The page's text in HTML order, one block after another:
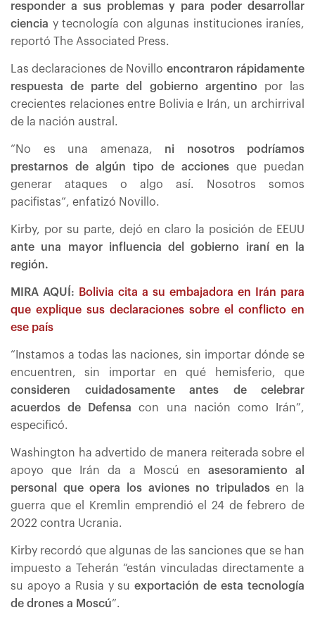
responder a sus problemas y para poder desarrollar
ciencia y tecnología con algunas instituciones iraníes,
reportó The Associated Press.
Las declaraciones de Novillo encontraron rápidamente
respuesta de parte del gobierno argentino por las
crecientes relaciones entre Bolivia e Irán, un archirrival
de la nación austral.
“No es una amenaza, ni nosotros podríamos
prestarnos de algún tipo de acciones que puedan
generar ataques o algo así. Nosotros somos
pacifistas”, enfatizó Novillo.
Kirby, por su parte, dejó en claro la posición de EEUU
ante una mayor influencia del gobierno iraní en la
región.
MIRA AQUÍ:
Bolivia cita a su embajadora en Irán para
que explique sus declaraciones sobre el conflicto en
ese país
“Instamos a todas las naciones, sin importar dónde se
encuentren, sin importar en qué hemisferio, que
consideren cuidadosamente antes de celebrar
acuerdos de Defensa con una nación como Irán”,
especificó.
Washington ha advertido de manera reiterada sobre el
apoyo que Irán da a Moscú en asesoramiento al
personal que opera los aviones no tripuladosen la
guerra que el Kremlin emprendió el 24 de febrero de
2022 contra Ucrania.
Kirby recordó que algunas de las sanciones que se han
impuesto a Teherán “están vinculadas directamente a
su apoyo a Rusia y suexportación de esta tecnología
de drones a Moscú”.